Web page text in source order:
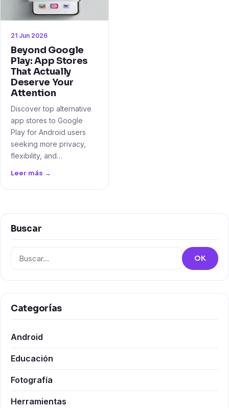
21 Jun 2026
Beyond Google
Play: App Stores
That Actually
Deserve Your
Attention
Discover top alternative
app stores to Google
Play for Android users
seeking more privacy,
flexibility, and…
Leer más →
Buscar
Buscar:
OK
Categorías
Android
Educación
Fotografía
Herramientas